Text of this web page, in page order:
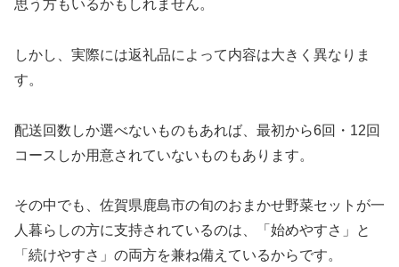
思う方もいるかもしれません。
しかし、実際には返礼品によって内容は大きく異なりま
す。
配送回数しか選べないものもあれば、最初から6回・12回
コースしか用意されていないものもあります。
その中でも、佐賀県鹿島市の旬のおまかせ野菜セットが一
人暮らしの方に支持されているのは、「始めやすさ」と
「続けやすさ」の両方を兼ね備えているからです。